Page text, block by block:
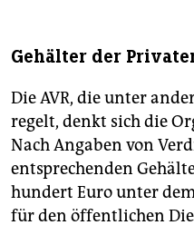
Gehälter der
Die AVR, die unter
regelt, denkt sich die
Nach Angaben von
entsprechenden
hundert Euro unter
für den öffentlichen